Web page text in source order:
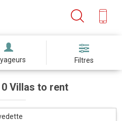
Filtres
0 Villas to rent